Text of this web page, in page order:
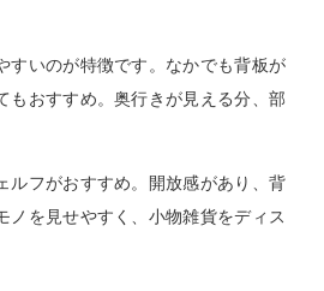
すいのが特徴です。なかでも背板が
もおすすめ。奥行きが見える分、部
ルフがおすすめ。開放感があり、背
を見せやすく、小物雑貨をディス